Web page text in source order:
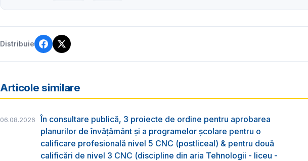
Distribuie
Articole similare
06.08.2026
În consultare publică, 3 proiecte de ordine pentru aprobarea
planurilor de învățământ și a programelor școlare pentru o
calificare profesională nivel 5 CNC (postliceal) & pentru două
calificări de nivel 3 CNC (discipline din aria Tehnologii - liceu -